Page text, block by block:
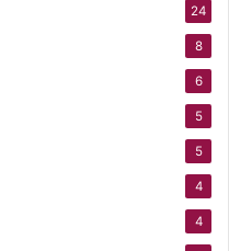
24
8
6
5
5
4
4